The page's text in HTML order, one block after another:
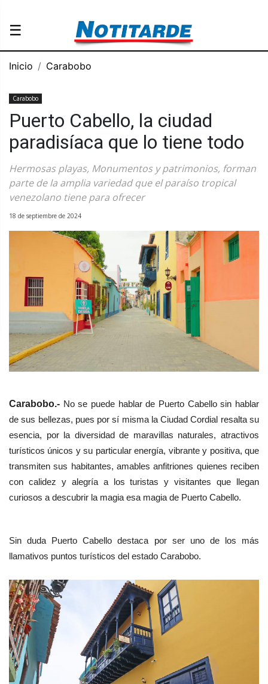
☰
Inicio Carabobo
Carabobo
Puerto Cabello, la ciudad
paradisíaca que lo tiene todo
Hermosas playas, Monumentos y patrimonios, forman
parte de la amplia variedad que el paraíso tropical
venezolano tiene para ofrecer
18 de septiembre de 2024
Carabobo.- No se puede hablar de Puerto Cabello sin hablar
de sus bellezas, pues por sí misma la Ciudad Cordial resalta su
esencia, por la diversidad de maravillas naturales, atractivos
turísticos únicos y su particular energía, vibrante y positiva, que
transmiten sus habitantes, amables anfitriones quienes reciben
con calidez y alegría a los turistas y visitantes que llegan
curiosos a descubrir la magia esa magia de Puerto Cabello.
Sin duda Puerto Cabello destaca por ser uno de los más
llamativos puntos turísticos del estado Carabobo.